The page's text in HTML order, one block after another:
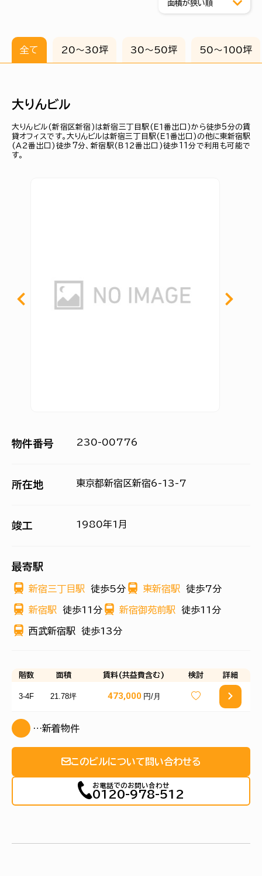
全て 20〜30坪 30〜50坪 50〜100坪
大りんビル
大りんビル(新宿区新宿)は新宿三丁目駅(Ｅ１番出口)から徒歩5分の賃
貸オフィスです。大りんビルは新宿三丁目駅(Ｅ１番出口)の他に東新宿駅
(Ａ２番出口)徒歩7分、新宿駅(Ｂ１２番出口)徒歩11分で利用も可能で
す。
物件番号 230-00776
所在地 東京都新宿区新宿6-13-7
竣工 1980年1月
最寄駅
新宿三丁目駅 徒歩5分 東新宿駅 徒歩7分
新宿駅 徒歩11分 新宿御苑前駅 徒歩11分
西武新宿駅 徒歩13分
階数 面積 賃料(共益費含む) 検討 詳細
3-4F 21.78坪 473,000 円/月
…新着物件
このビルについて問い合わせる
お電話でのお問い合わせ
0120-978-512